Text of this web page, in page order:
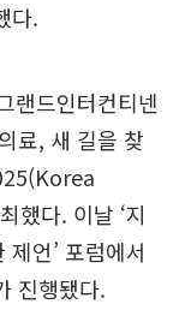
다.
랜드인터컨티넨
료, 새 길을 찾
했다. 이날 ‘지
언’ 포럼에서
진행됐다.